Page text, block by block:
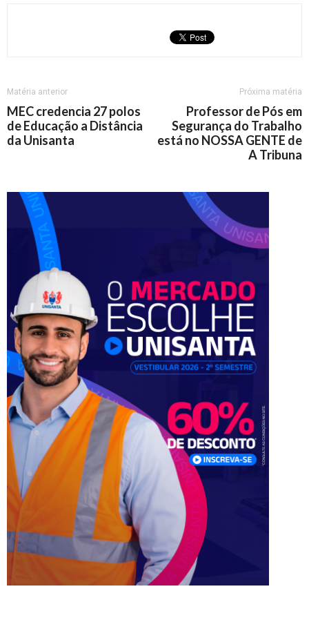
Matéria anterior
MEC credencia 27 polos
de Educação a Distância
da Unisanta
Próxima matéria
Professor de Pós em
Segurança do Trabalho
está no NOSSA GENTE de
A Tribuna